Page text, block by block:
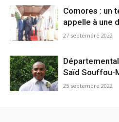
Comores : un
appelle à une
27 septembre 2022
Saïd Souffou-
25 septembre 2022